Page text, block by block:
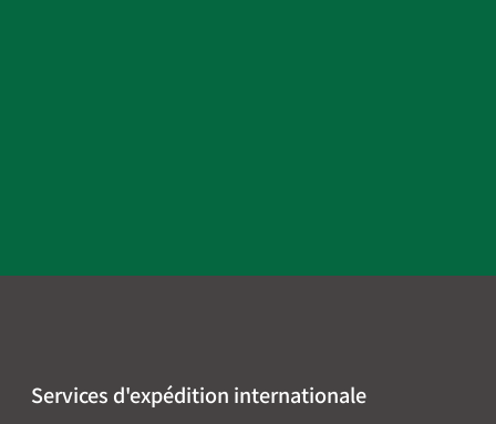
Services d'expédition internationale